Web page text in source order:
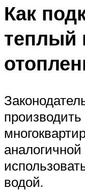
Как
теплый
водой.